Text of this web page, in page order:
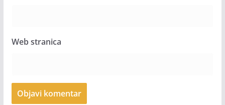
Web stranica